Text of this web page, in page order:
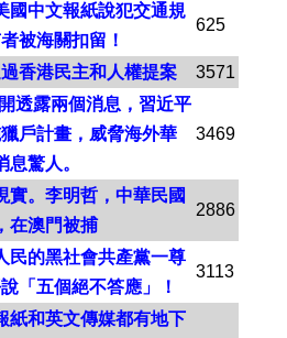
國中文報紙說犯交通規
被海關扣留！
625
香港民主和人權提案
3571
透露兩個消息，習近平
戶計畫，威脅海外華
息驚人。
3469
實。李明哲，中華民國
在澳門被捕
2886
民的黑社會共產黨一尊
「五個絕不答應」！
3113
紙和英文傳媒都有地下